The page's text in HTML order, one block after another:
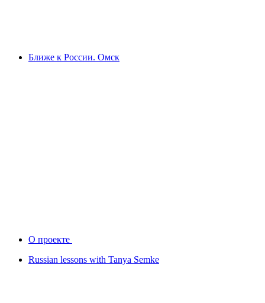
Ближе к России. Омск
О проекте
Russian lessons with Tanya Semke